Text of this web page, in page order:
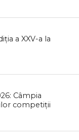
a XXV-a la
Câmpia
competiții